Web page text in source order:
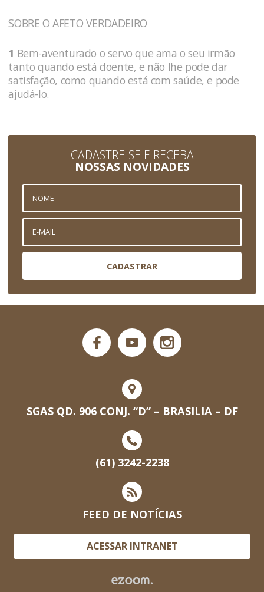
SOBRE O AFETO VERDADEIRO
1 Bem-aventurado o servo que ama o seu irmão
tanto quando está doente, e não lhe pode dar
satisfação, como quando está com saúde, e pode
ajudá-lo.
CADASTRE-SE E RECEBA
NOSSAS NOVIDADES
CADASTRAR
SGAS QD. 906 CONJ. “D” – BRASILIA – DF
(61) 3242-2238
FEED DE NOTÍCIAS
ACESSAR INTRANET